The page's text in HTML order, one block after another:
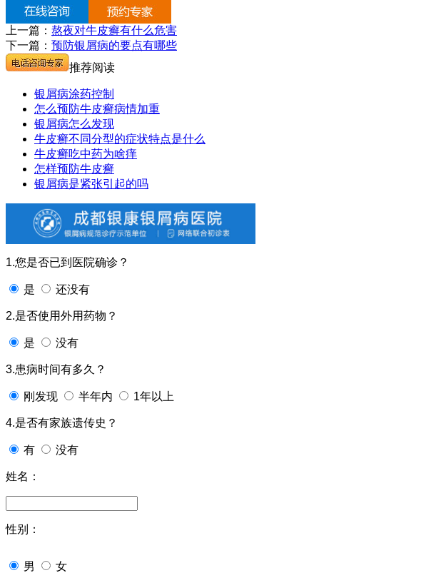
上一篇： 熬夜对牛皮癣有什么危害
下一篇： 预防银屑病的要点有哪些
推荐阅读
银屑病涂药控制
怎么预防牛皮癣病情加重
银屑病怎么发现
牛皮癣不同分型的症状特点是什么
牛皮癣吃中药为啥痒
怎样预防牛皮癣
银屑病是紧张引起的吗
1.您是否已到医院确诊？
是 还没有
2.是否使用外用药物？
是 没有
3.患病时间有多久？
刚发现 半年内 1年以上
4.是否有家族遗传史？
有 没有
姓名：
性别：
男 女